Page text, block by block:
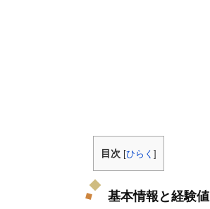
目次 [ひらく ]
基本情報と経験値